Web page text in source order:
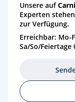
Unsere auf
Experten
zur Verfügung.
Erreichbar: Mo-
Sa/So/Feiertage